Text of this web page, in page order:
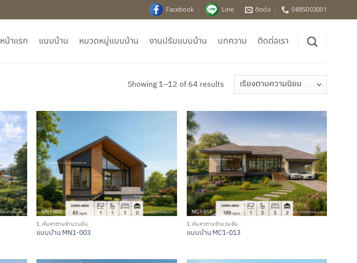
Facebook Line ติดต่อ 0885003001
หน้าแรก แบบบ้าน หมวดหมู่แบบบ้าน งานปรับแบบบ้าน บทความ ติดต่อเรา
Showing 1–12 of 64 resultsSorted
popularity
1.ค้นหาตามจำนวนชั้น
แบบบ้าน MN1-003
1.ค้นหาตามจำนวนชั้น
แบบบ้าน MC1-013